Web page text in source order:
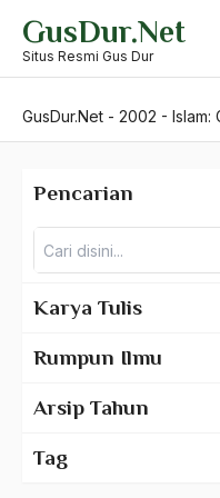
content
GusDur.Net
Situs Resmi Gus Dur
GusDur.Net - 2002 - Islam:
Pencarian
Karya Tulis
Rumpun Ilmu
Arsip Tahun
Tag